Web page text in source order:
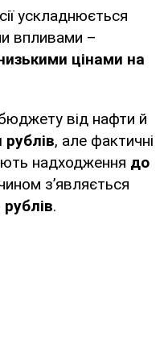
ускладнюється
впливами –
цінами на
від нафти й
, але фактичні
надходження до
з’являється
.